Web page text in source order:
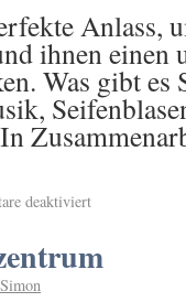
Anlass,
ihnen einen
Was gibt es
deaktiviert